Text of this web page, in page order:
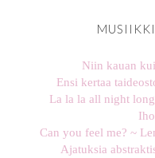
Niin kauan
Ensi kertaa
La la la all night
Can you feel me? ~
Ajatuksia